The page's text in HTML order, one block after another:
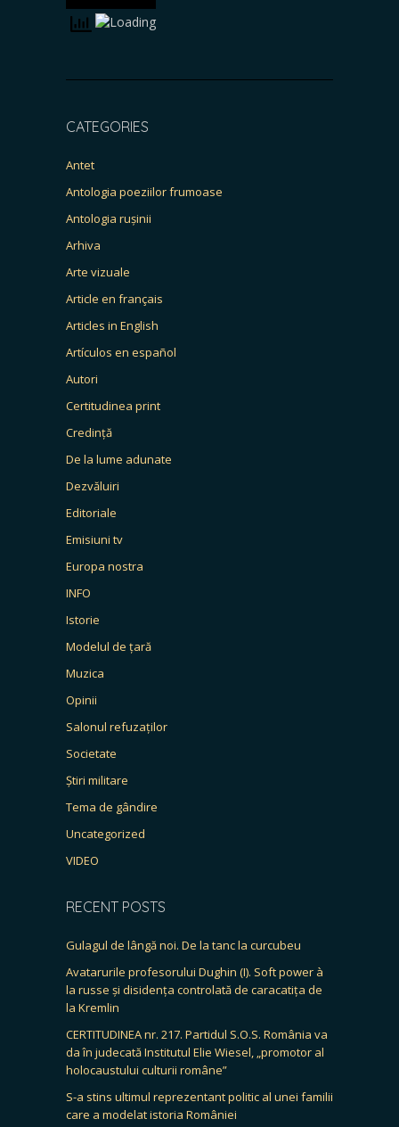
CATEGORIES
Antet
Antologia poeziilor frumoase
Antologia rușinii
Arhiva
Arte vizuale
Article en français
Articles in English
Artículos en español
Autori
Certitudinea print
Credință
De la lume adunate
Dezvăluiri
Editoriale
Emisiuni tv
Europa nostra
INFO
Istorie
Modelul de țară
Muzica
Opinii
Salonul refuzaților
Societate
Știri militare
Tema de gândire
Uncategorized
VIDEO
RECENT POSTS
Gulagul de lângă noi. De la tanc la curcubeu
Avatarurile profesorului Dughin (I). Soft power à
la russe și disidența controlată de caracatița de
la Kremlin
CERTITUDINEA nr. 217. Partidul S.O.S. România va
da în judecată Institutul Elie Wiesel, „promotor al
holocaustului culturii române”
S-a stins ultimul reprezentant politic al unei familii
care a modelat istoria României